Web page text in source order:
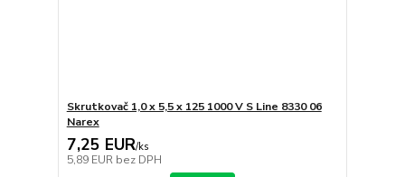
Skrutkovač 1,0 x 5,5 x 125 1000 V S Line 8330 06
Narex
7,25 EUR/ks
5,89 EUR bez DPH